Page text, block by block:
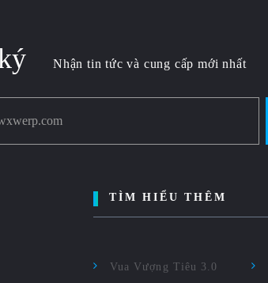
Nhận tin tức và cung cấp mới nhất
TÌM HIỂU THÊM
Vua Vượng Tiêu 3.0